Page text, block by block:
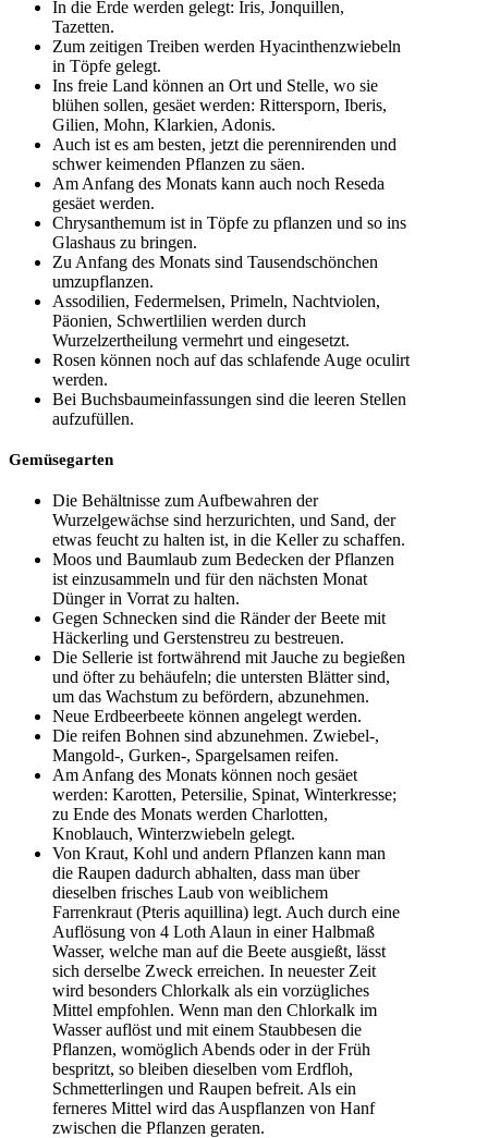
In die Erde werden gelegt: Iris, Jonquillen,
Tazetten.
Zum zeitigen Treiben werden Hyacinthenzwiebeln
in Töpfe gelegt.
Ins freie Land können an Ort und Stelle, wo sie
blühen sollen, gesäet werden: Rittersporn, Iberis,
Gilien, Mohn, Klarkien, Adonis.
Auch ist es am besten, jetzt die perennirenden und
schwer keimenden Pflanzen zu säen.
Am Anfang des Monats kann auch noch Reseda
gesäet werden.
Chrysanthemum ist in Töpfe zu pflanzen und so ins
Glashaus zu bringen.
Zu Anfang des Monats sind Tausendschönchen
umzupflanzen.
Assodilien, Federmelsen, Primeln, Nachtviolen,
Päonien, Schwertlilien werden durch
Wurzelzertheilung vermehrt und eingesetzt.
Rosen können noch auf das schlafende Auge oculirt
werden.
Bei Buchsbaumeinfassungen sind die leeren Stellen
aufzufüllen.
Gemüsegarten
Die Behältnisse zum Aufbewahren der
Wurzelgewächse sind herzurichten, und Sand, der
etwas feucht zu halten ist, in die Keller zu schaffen.
Moos und Baumlaub zum Bedecken der Pflanzen
ist einzusammeln und für den nächsten Monat
Dünger in Vorrat zu halten.
Gegen Schnecken sind die Ränder der Beete mit
Häckerling und Gerstenstreu zu bestreuen.
Die Sellerie ist fortwährend mit Jauche zu begießen
und öfter zu behäufeln; die untersten Blätter sind,
um das Wachstum zu befördern, abzunehmen.
Neue Erdbeerbeete können angelegt werden.
Die reifen Bohnen sind abzunehmen. Zwiebel-,
Mangold-, Gurken-, Spargelsamen reifen.
Am Anfang des Monats können noch gesäet
werden: Karotten, Petersilie, Spinat, Winterkresse;
zu Ende des Monats werden Charlotten,
Knoblauch, Winterzwiebeln gelegt.
Von Kraut, Kohl und andern Pflanzen kann man
die Raupen dadurch abhalten, dass man über
dieselben frisches Laub von weiblichem
Farrenkraut (Pteris aquillina) legt. Auch durch eine
Auflösung von 4 Loth Alaun in einer Halbmaß
Wasser, welche man auf die Beete ausgießt, lässt
sich derselbe Zweck erreichen. In neuester Zeit
wird besonders Chlorkalk als ein vorzügliches
Mittel empfohlen. Wenn man den Chlorkalk im
Wasser auflöst und mit einem Staubbesen die
Pflanzen, womöglich Abends oder in der Früh
bespritzt, so bleiben dieselben vom Erdfloh,
Schmetterlingen und Raupen befreit. Als ein
ferneres Mittel wird das Auspflanzen von Hanf
zwischen die Pflanzen geraten.